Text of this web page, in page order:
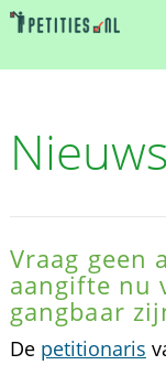
Nieuws
Vraag geen
aangifte nu
gangbaar
De petitionaris